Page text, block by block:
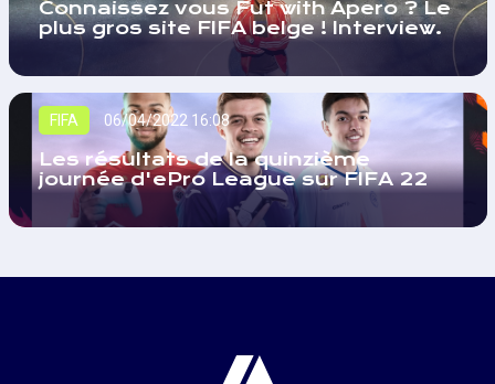
Connaissez vous Fut with Apero ? Le
plus gros site FIFA belge ! Interview.
FIFA 06/04/2022 16:08
Les résultats de la quinzième
journée d'ePro League sur FIFA 22